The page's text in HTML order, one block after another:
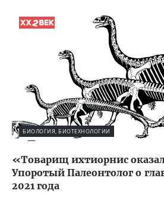
БИОЛОГИЯ, БИОТЕХНОЛОГИИ
«Товарищ ихтиорнис
Упоротый Палеонтолог о
2021 года